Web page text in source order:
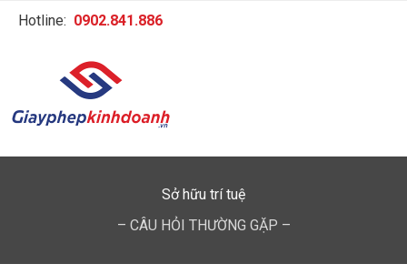
Hotline: 0902.841.886
Sở hữu trí tuệ
– CÂU HỎI THƯỜNG GẶP –